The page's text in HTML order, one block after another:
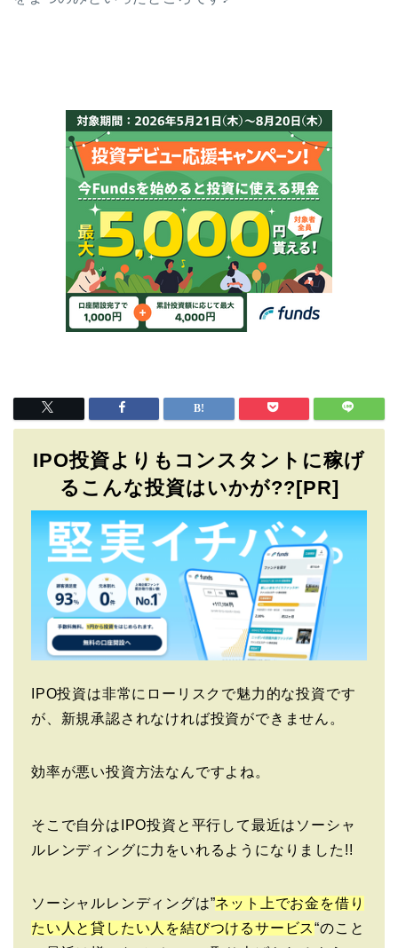
IPO投資よりもコンスタントに稼げ
るこんな投資はいかが??[PR]
IPO投資は非常にローリスクで魅力的な投資です
が、新規承認されなければ投資ができません。
効率が悪い投資方法なんですよね。
そこで自分はIPO投資と平行して最近はソーシャ
ルレンディングに力をいれるようになりました!!
ソーシャルレンディングは”ネット上でお金を借り
たい人と貸したい人を結びつけるサービス“のこと